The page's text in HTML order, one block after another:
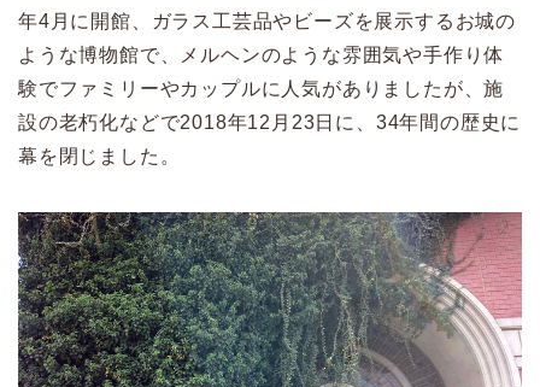
年4月に開館、ガラス工芸品やビーズを展示するお城の
ような博物館で、メルヘンのような雰囲気や手作り体
験でファミリーやカップルに人気がありましたが、施
設の老朽化などで2018年12月23日に、34年間の歴史に
幕を閉じました。